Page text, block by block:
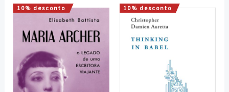
10% desconto
O
preço
original
era:
17,00 €.
O
preço
atual
é:
15,30 €.
10% desconto
O
preço
original
era:
18,00 €.
O